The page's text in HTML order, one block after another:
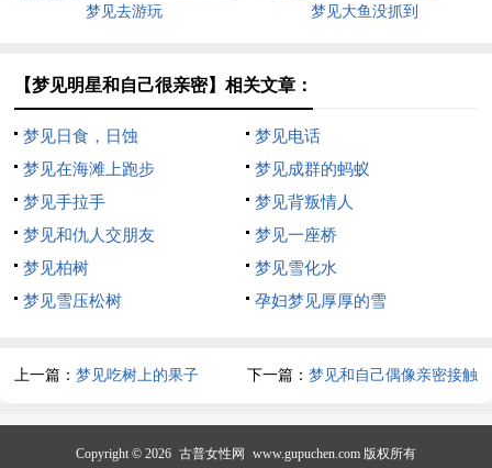
梦见去游玩 梦见大鱼没抓到
【梦见明星和自己很亲密】相关文章：
梦见日食，日蚀
梦见电话
梦见在海滩上跑步
梦见成群的蚂蚁
梦见手拉手
梦见背叛情人
梦见和仇人交朋友
梦见一座桥
梦见柏树
梦见雪化水
梦见雪压松树
孕妇梦见厚厚的雪
上一篇：梦见吃树上的果子 下一篇： 梦见和自己偶像亲密接触
Copyright © 2026 古普女性网 www.gupuchen.com 版权所有